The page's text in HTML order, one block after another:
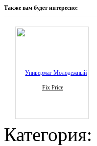
Также вам будет интересно:
Fix Price
Категория: